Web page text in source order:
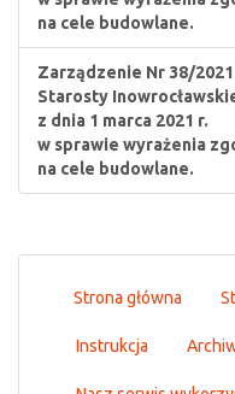
na cele budowlane.
Zarządzenie Nr 38/2021
Starosty
z dnia 1 marca 2021 r.
w sprawie wyrażenia
na cele budowlane.
Strona główna
Instrukcja